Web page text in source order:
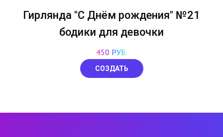
Гирлянда "С Днём рождения" №21
бодики для девочки
450 РУБ.
СОЗДАТЬ